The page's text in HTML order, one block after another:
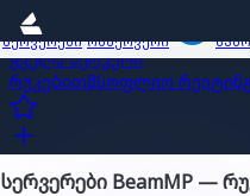
სერვერები ობზერვერი
ყველა სერვერი
რუკებითმსოფლიო
სერვერები BeamMP —